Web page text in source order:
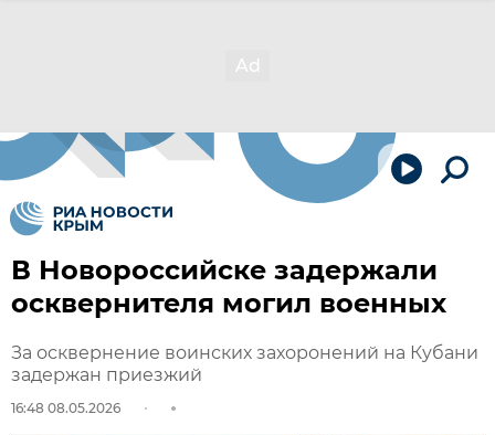
В Новороссийске задержали
осквернителя могил военных
За осквернение воинских захоронений на Кубани
задержан приезжий
16:48 08.05.2026